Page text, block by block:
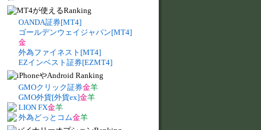
OANDA証券[MT4]
ゴールデンウェイジャパン[MT4]
金
外為ファイネスト[MT4]
EZインベスト証券[EZMT4]
GMOクリック証券金羊
GMO外貨[外貨ex]金羊
LION FX金羊
外為どっとコム金羊